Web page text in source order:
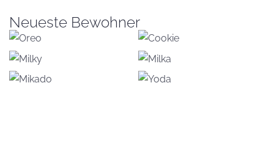
Neueste Bewohner